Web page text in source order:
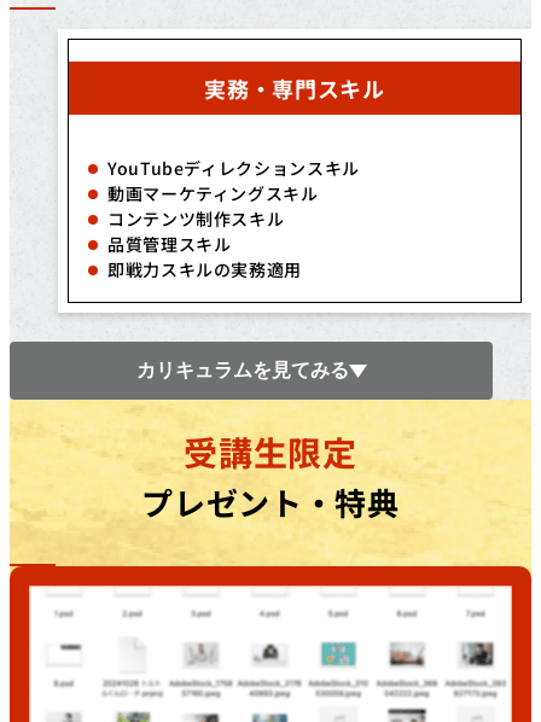
実務・専門スキル
YouTubeディレクションスキル
動画マーケティングスキル
コンテンツ制作スキル
品質管理スキル
即戦力スキルの実務適用
カリキュラムを見てみる
受講生限定
プレゼント・特典